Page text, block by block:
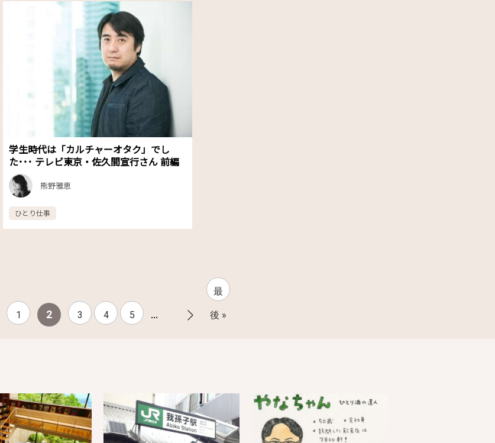
学生時代は「カルチャーオタク」でし
た･･･ テレビ東京・佐久間宣行さん 前編
熊野雅恵
ひとり仕事
1 2 3 4 5 ...
最
後 »